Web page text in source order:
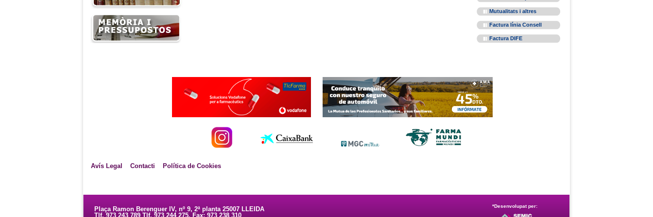
Mutualitats i altres
Factura línia Consell
Factura DIFE
Avís Legal Contacti Política de Cookies
Plaça Ramon Berenguer IV, nº 9, 2ª planta 25007 LLEIDA
Tlf. 973 243 789 Tlf. 973 244 275. Fax: 973 238 310
*Desenvolupat per: